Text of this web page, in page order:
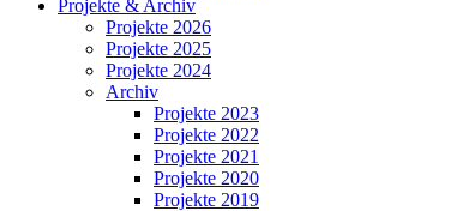
Projekte & Archiv
Projekte 2026
Projekte 2025
Projekte 2024
Archiv
Projekte 2023
Projekte 2022
Projekte 2021
Projekte 2020
Projekte 2019